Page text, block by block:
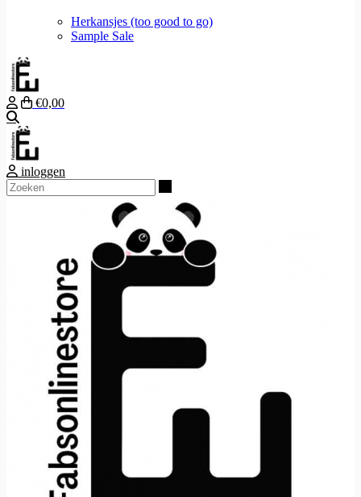
Herkansjes (too good to go)
Sample Sale
€0,00
inloggen